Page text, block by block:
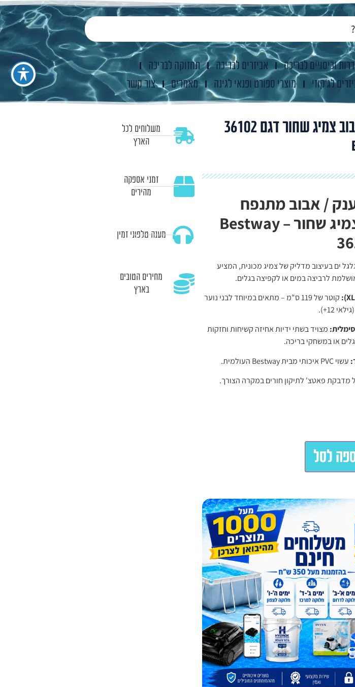
וכיסויים לבריכה אביזרים לבריכה
תחזוקה לבריכה
לג'קוזי מוצרי ספורט ופנאי לגינה מאמרים צור קשר
גלגל ים/ אבוב צמיג שחור דגם 36102
/ אבוב מתנפח
בעיצוב צמיג שחור – Bestway
ים בעיצוב מדליק של צמיג מכונית, המציע
לרביצה במים או לקפיצה בגלים.
קוטר של 119 ס"מ – מתאים במיוחד לבני נוער
12+).
מצויד בשתי ידיות אחיזה קשיחות וחזקות
או במשחקי בריכה.
עשוי PVC איכותי מבית Bestway העולמית.
מדבקת פאטצ' לתיקון חורים במקרה הצורך.
לסל
משלוחים לכל
הארץ
זמני אספקה
מהירים
מענה טלפוני זמין
מחירים הטובים
בארץ